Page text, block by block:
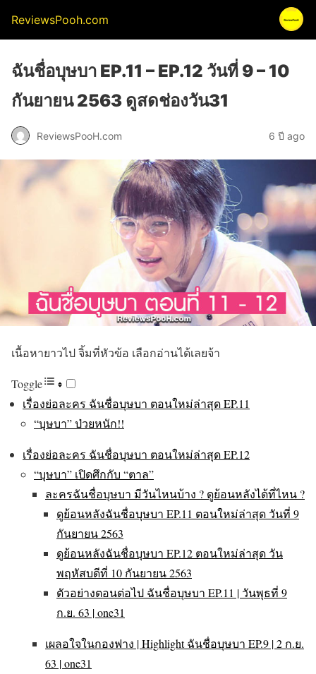
ReviewsPooh.com
ฉันชื่อบุษบา EP.11 – EP.12 วันที่ 9 – 10
กันยายน 2563 ดูสดช่องวัน31
ReviewsPooH.com 6 ปี ago
เนื้อหายาวไป จิ้มที่หัวข้อ เลือกอ่านได้เลยจ้า
Toggle
เรื่องย่อละคร ฉันชื่อบุษบา ตอนใหม่ล่าสุด EP.11
“บุษบา” ป่วยหนัก!!
เรื่องย่อละคร ฉันชื่อบุษบา ตอนใหม่ล่าสุด EP.12
“บุษบา” เปิดศึกกับ “ตาล”
ละครฉันชื่อบุษบา มีวันไหนบ้าง ? ดูย้อนหลังได้ที่ไหน ?
ดูย้อนหลังฉันชื่อบุษบา EP.11 ตอนใหม่ล่าสุด วันที่ 9
กันยายน 2563
ดูย้อนหลังฉันชื่อบุษบา EP.12 ตอนใหม่ล่าสุด วัน
พฤหัสบดีที่ 10 กันยายน 2563
ตัวอย่างตอนต่อไป ฉันชื่อบุษบา EP.11 | วันพุธที่ 9
ก.ย. 63 | one31
เผลอใจในกองฟาง | Highlight ฉันชื่อบุษบา EP.9 | 2 ก.ย.
63 | one31